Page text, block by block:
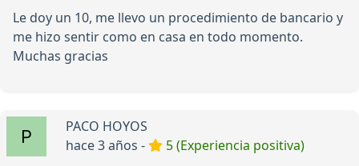
Le doy un 10, me llevo un procedimiento de bancario y
me hizo sentir como en casa en todo momento.
Muchas gracias
PACO HOYOS
hace 3 años -
5 (Experiencia positiva)